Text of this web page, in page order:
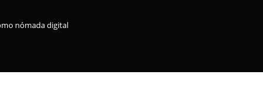
nómada digital